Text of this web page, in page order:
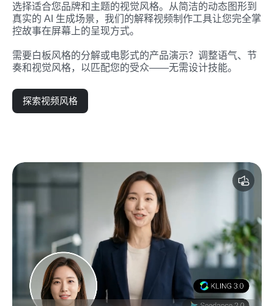
选择适合您品牌和主题的视觉风格。从简洁的动态图形到
真实的 AI 生成场景，我们的解释视频制作工具让您完全掌
控故事在屏幕上的呈现方式。
需要白板风格的分解或电影式的产品演示？调整语气、节
奏和视觉风格，以匹配您的受众——无需设计技能。
探索视频风格